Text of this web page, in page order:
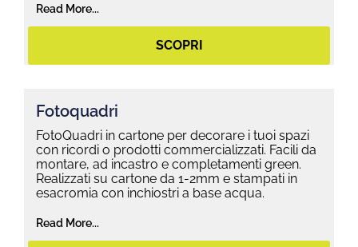
Read More...
SCOPRI
Fotoquadri
FotoQuadri in cartone per decorare i tuoi spazi
con ricordi o prodotti commercializzati. Facili da
montare, ad incastro e completamenti green.
Realizzati su cartone da 1-2mm e stampati in
esacromia con inchiostri a base acqua.
Read More...